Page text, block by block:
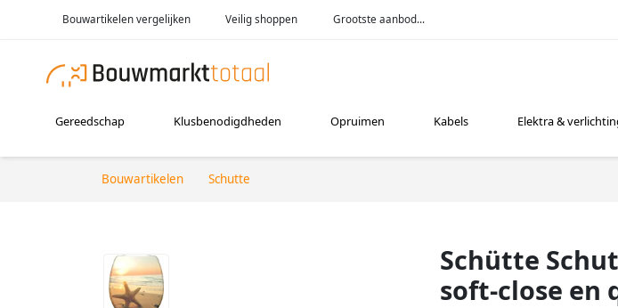
Bouwartikelen vergelijken Veilig shoppen Grootste aanbod...
Gereedschap Klusbenodigdheden Opruimen Kabels Elektra &
Bouwartikelen Schutte
Schütte
soft-close en